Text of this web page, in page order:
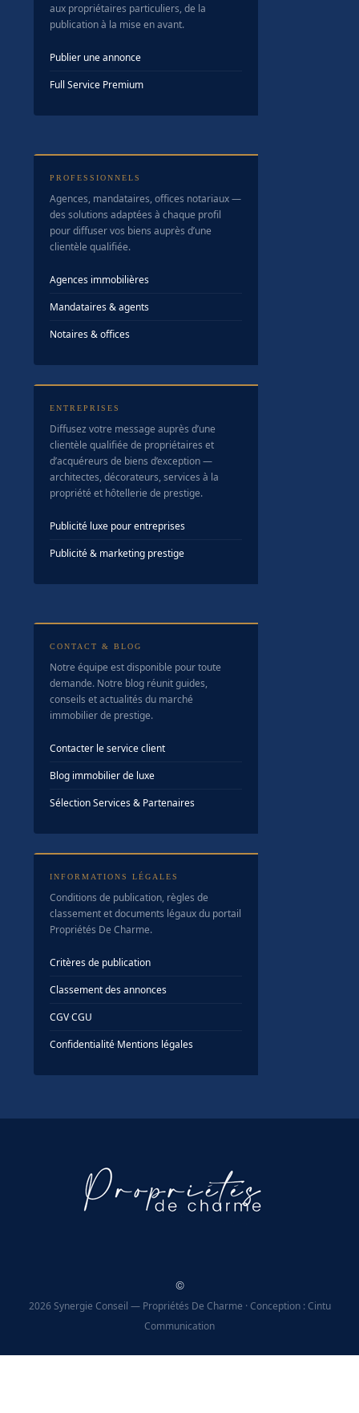
aux propriétaires particuliers, de la
publication à la mise en avant.
Publier une annonce
Full Service Premium
PROFESSIONNELS
Agences, mandataires, offices notariaux —
des solutions adaptées à chaque profil
pour diffuser vos biens auprès d’une
clientèle qualifiée.
Agences immobilières
Mandataires & agents
Notaires & offices
ENTREPRISES
Diffusez votre message auprès d’une
clientèle qualifiée de propriétaires et
d’acquéreurs de biens d’exception —
architectes, décorateurs, services à la
propriété et hôtellerie de prestige.
Publicité luxe pour entreprises
Publicité & marketing prestige
CONTACT & BLOG
Notre équipe est disponible pour toute
demande. Notre blog réunit guides,
conseils et actualités du marché
immobilier de prestige.
Contacter le service client
Blog immobilier de luxe
Sélection Services & Partenaires
INFORMATIONS LÉGALES
Conditions de publication, règles de
classement et documents légaux du portail
Propriétés De Charme.
Critères de publication
Classement des annonces
CGV·CGU
Confidentialité·Mentions légales
©
2026 Synergie Conseil — Propriétés De Charme · Conception : Cintu
Communication